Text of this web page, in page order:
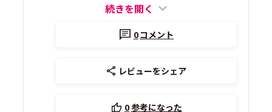
続きを開く
0コメント
レビューをシェア
0参考になった